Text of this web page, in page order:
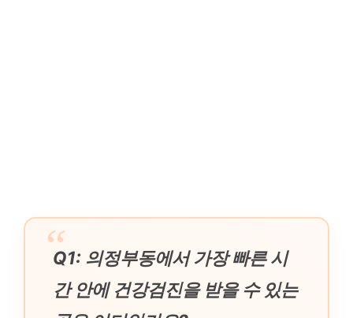
Q1: 의정부동에서 가장 빠른 시
간 안에 건강검진을 받을 수 있는